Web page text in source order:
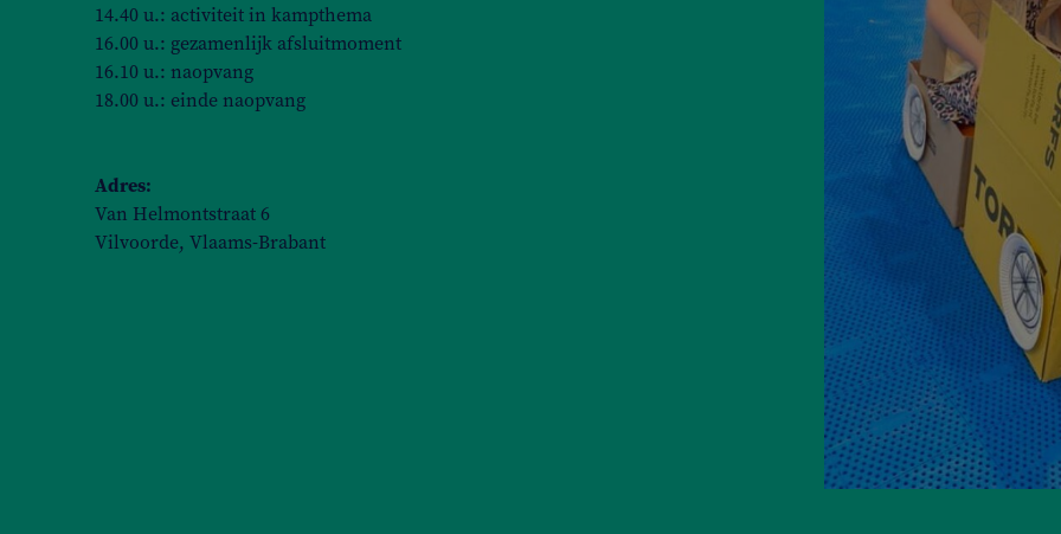
14.40 u.: activiteit in kampthema
16.00 u.: gezamenlijk afsluitmoment
16.10 u.: naopvang
18.00 u.: einde naopvang
Adres:
Van Helmontstraat 6
Vilvoorde, Vlaams-Brabant